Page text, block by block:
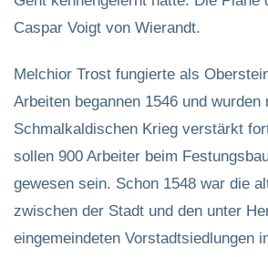
Caspar Voigt von Wierandt.
Melchior Trost fungierte als
Arbeiten begannen 1546 und wurden
Schmalkaldischen Krieg verstärkt
sollen 900 Arbeiter beim
gewesen sein. Schon 1548 war die
zwischen der Stadt und den unter
eingemeindeten Vorstadtsiedlungen